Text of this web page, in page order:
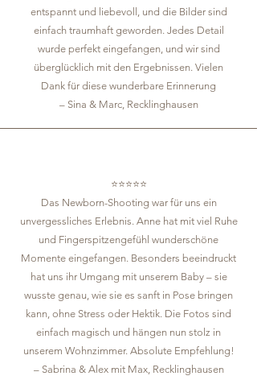
entspannt und liebevoll, und die Bilder sind
einfach traumhaft geworden. Jedes Detail
wurde perfekt eingefangen, und wir sind
überglücklich mit den Ergebnissen. Vielen
Dank für diese wunderbare Erinnerung
– Sina & Marc, Recklinghausen
⭐️⭐️⭐️⭐️⭐️
Das Newborn-Shooting war für uns ein
unvergessliches Erlebnis. Anne hat mit viel Ruhe
und Fingerspitzengefühl wunderschöne
Momente eingefangen. Besonders beeindruckt
hat uns ihr Umgang mit unserem Baby – sie
wusste genau, wie sie es sanft in Pose bringen
kann, ohne Stress oder Hektik. Die Fotos sind
einfach magisch und hängen nun stolz in
unserem Wohnzimmer. Absolute Empfehlung!
– Sabrina & Alex mit Max, Recklinghausen